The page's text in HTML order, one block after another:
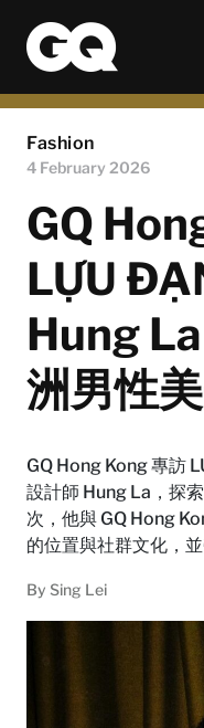
Fashion
4 February 2026
GQ
LỰU
Hung
洲男性
GQ Hong Kong 專訪
設計師 Hung La，探
次，他與 GQ Hong
的位置與社群文化，
By Sing Lei